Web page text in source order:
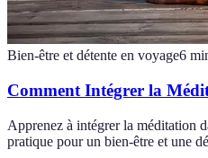
Bien-être et détente en voyage6
Comment Intégrer la
Apprenez à intégrer la méditation
pratique pour un bien-être et une